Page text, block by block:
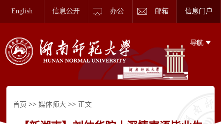
English 信息公开 办公 邮箱 信息门户
首页 >>媒体师大 >> 正文